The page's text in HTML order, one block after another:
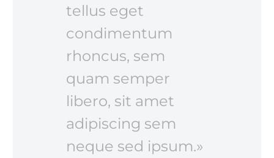
tellus eget
condimentum
rhoncus, sem
quam semper
libero, sit amet
adipiscing sem
neque sed ipsum.»